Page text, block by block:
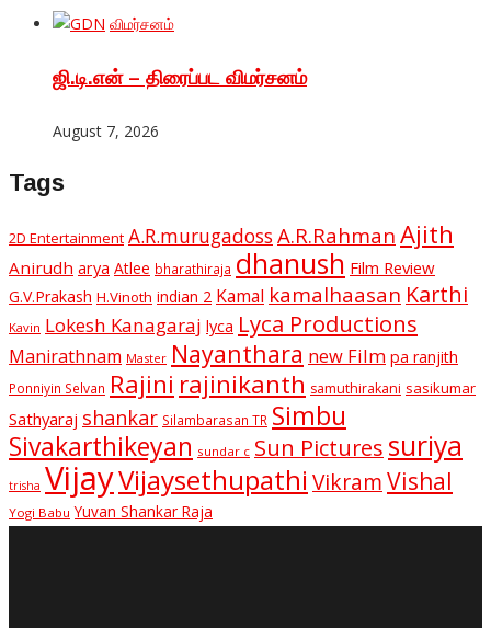
விமர்சனம்
ஜி.டி.என் – திரைப்பட விமர்சனம்
August 7, 2026
Tags
2D Entertainment A.R.murugadoss A.R.Rahman Ajith
Anirudh arya Atlee bharathiraja dhanush Film Review
G.V.Prakash H.Vinoth indian 2 Kamal kamalhaasan Karthi
Kavin Lokesh Kanagaraj lyca Lyca Productions
Manirathnam Master Nayanthara new Film pa ranjith
Ponniyin Selvan Rajini rajinikanth samuthirakani sasikumar
Sathyaraj shankar Silambarasan TR Simbu
Sivakarthikeyan sundar c Sun Pictures suriya
trisha VijayVijaysethupathi VikramVishal
Yogi Babu Yuvan Shankar Raja